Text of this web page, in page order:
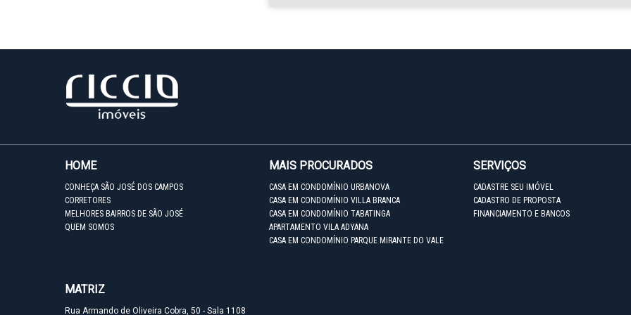
HOME
CONHEÇA SÃO JOSÉ DOS CAMPOS
CORRETORES
MELHORES BAIRROS DE SÃO JOSÉ
QUEM SOMOS
MAIS PROCURADOS
CASA EM CONDOMÍNIO URBANOVA
CASA EM CONDOMÍNIO VILLA BRANCA
CASA EM CONDOMÍNIO TABATINGA
APARTAMENTO VILA ADYANA
CASA EM CONDOMÍNIO PARQUE MIRANTE DO VALE
SERVIÇOS
CADASTRE SEU IMÓVEL
CADASTRO DE PROPOSTA
FINANCIAMENTO E BANCOS
MATRIZ
Rua Armando de Oliveira Cobra, 50 - Sala 1108